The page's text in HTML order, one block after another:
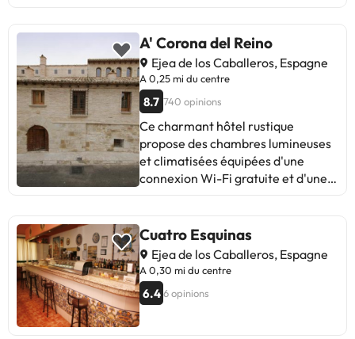
A' Corona del Reino
Ejea de los Caballeros, Espagne
A 0,25 mi du centre
8.7 740 opinions
Ce charmant hôtel rustique
propose des chambres lumineuses
et climatisées équipées d'une
connexion Wi-Fi gratuite et d'une
vestiges d'un ancien palais royal.
Les chambres de l'A Corona del
Reino ont été magnifiquement
restaurées et présentent des sols
en pierre et des poutres en bois
Cuatro Esquinas
Ejea de los Caballeros, Espagne
A 0,30 mi du centre
6.4 6 opinions